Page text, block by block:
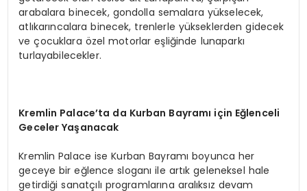
arabalara binecek, gondolla semalara yükselecek,
atlıkarıncalara binecek, trenlerle yükseklerden gidecek
ve çocuklara özel motorlar eşliğinde lunaparkı
turlayabilecekler.
Kremlin Palace’ta da Kurban Bayramı için Eğlenceli
Geceler Yaşanacak
Kremlin Palace ise Kurban Bayramı boyunca her
geceye bir eğlence sloganı ile artık geleneksel hale
getirdiği sanatçılı programlarına aralıksız devam